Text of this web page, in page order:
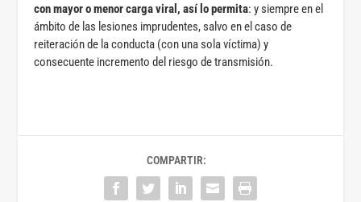
con mayor o menor carga viral, así lo permita: y siempre en el
ámbito de las lesiones imprudentes, salvo en el caso de
reiteración de la conducta (con una sola víctima) y
consecuente incremento del riesgo de transmisión.
COMPARTIR: